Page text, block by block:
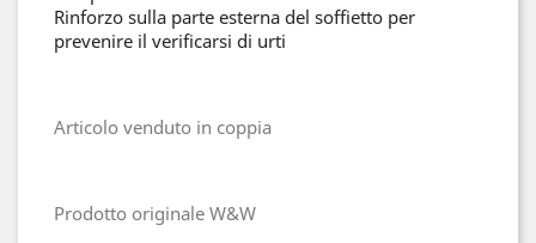
Rinforzo sulla parte esterna del soffietto per
prevenire il verificarsi di urti
Articolo venduto in coppia
Prodotto originale W&W